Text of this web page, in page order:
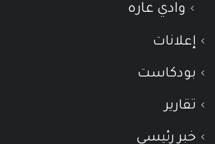
وادي عاره
إعلانات
بودكاست
تقارير
خبر رئيسي